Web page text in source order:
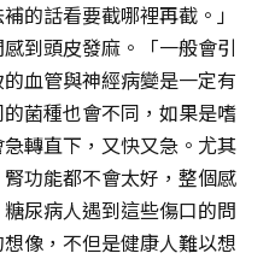
的話看要截哪裡再截。」
到頭皮發麻。「一般會引
血管與神經病變是一定有
菌種也會不同，如果是嗜
轉直下，又快又急。尤其
功能都不會太好，整個感
尿病人遇到這些傷口的問
像，不但是健康人難以想